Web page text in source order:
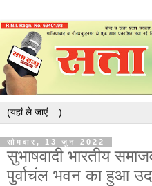
सोमवार, 13 जून 2022
सुभाषवादी भारतीय
पुर्वाचंल भवन का हुआ